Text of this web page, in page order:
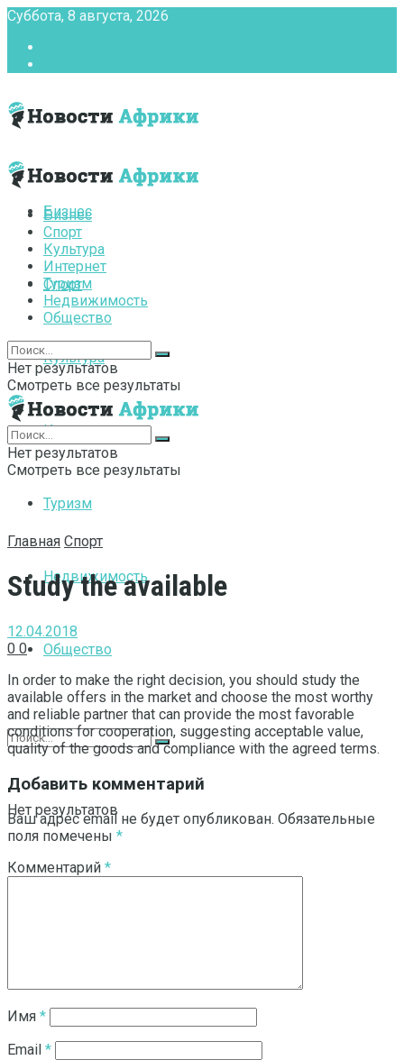
Суббота, 8 августа, 2026
Бизнес
Спорт
Культура
Интернет
Туризм
Недвижимость
Общество
Нет результатов
Смотреть все результаты
Бизнес
Спорт
Культура
Интернет
Туризм
Недвижимость
Общество
Нет результатов
Смотреть все результаты
Нет результатов
Смотреть все результаты
Главная Спорт
Study the available
12.04.2018
0 0
In order to make the right decision, you should study the
available offers in the market and choose the most worthy
and reliable partner that can provide the most favorable
conditions for cooperation, suggesting acceptable value,
quality of the goods and compliance with the agreed terms.
Добавить комментарий
Ваш адрес email не будет опубликован. Обязательные
поля помечены *
Комментарий *
Имя *
Email *